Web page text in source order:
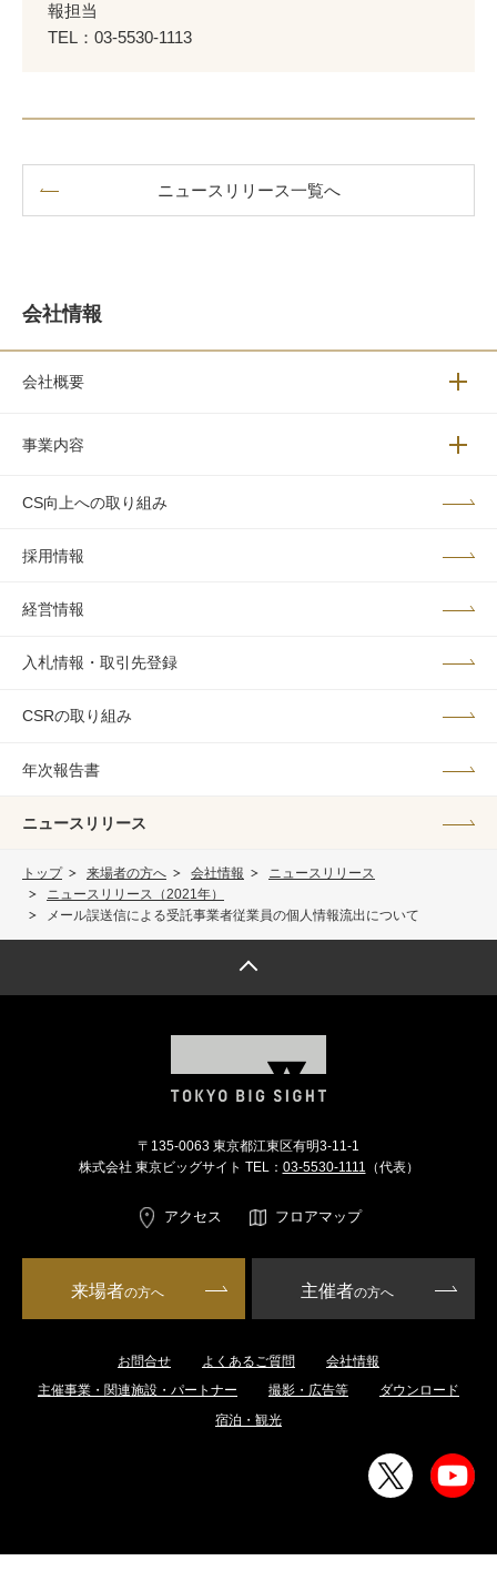
報担当
TEL：03-5530-1113
ニュースリリース一覧へ
会社情報
会社概要 メニュ
事業内容 メニュ
CS向上への取り組み
採用情報
経営情報
入札情報・取引先登録
CSRの取り組み
年次報告書
ニュースリリース
トップ 来場者の方へ 会社情報
ニュースリリース
ニュースリリース（2021年）
メール誤送信による受託事業者従業員の個人情報流出について
〒135-0063 東京都江東区有明3-11-1
株式会社 東京ビッグサイト TEL： 03-5530-1111 （代表）
アクセス フロアマップ
来場者の方へ 主催者の方へ
お問合せ よくあるご質問
会社情報
主催事業・関連施設・パートナー
撮影・広告等
ダウンロード
宿泊・観光